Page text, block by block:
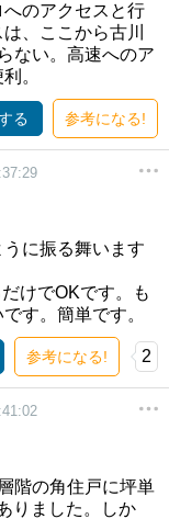
のアクセスと行
、ここから古川
ない。高速へのア
。
る 参考になる!
に振る舞います
けでOKです。も
す。簡単です。
参考になる! 2
階の角住戸に坪単
りました。しか